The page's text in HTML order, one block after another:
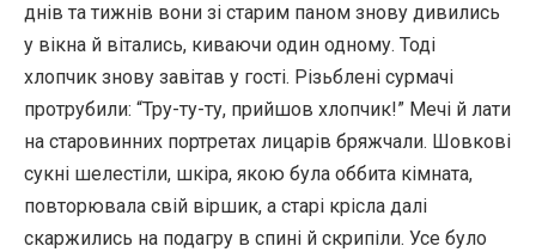
днів та тижнів вони зі старим паном знову дивились
у вікна й вітались, киваючи один одному. Тоді
хлопчик знову завітав у гості. Різьблені сурмачі
протрубили: “Тру-ту-ту, прийшов хлопчик!” Мечі й лати
на старовинних портретах лицарів бряжчали. Шовкові
сукні шелестіли, шкіра, якою була оббита кімната,
повторювала свій віршик, а старі крісла далі
скаржились на подагру в спині й скрипіли. Усе було